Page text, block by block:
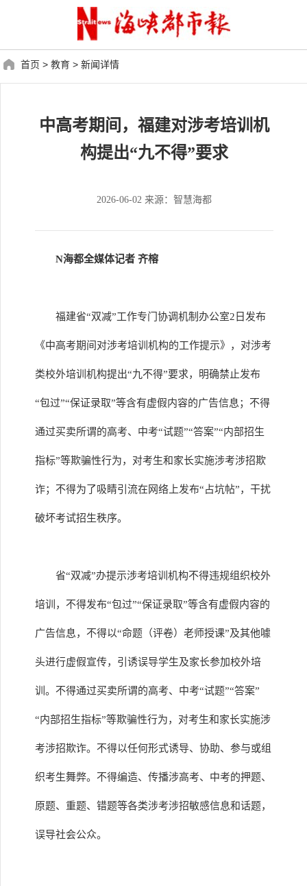
首页 > 教育 > 新闻详情
中高考期间，福建对涉考培训机
构提出“九不得”要求
2026-06-02 来源：智慧海都
N海都全媒体记者 齐榕
福建省“双减”工作专门协调机制办公室2日发布
《中高考期间对涉考培训机构的工作提示》，对涉考
类校外培训机构提出“九不得”要求，明确禁止发布
“包过”“保证录取”等含有虚假内容的广告信息；不得
通过买卖所谓的高考、中考“试题”“答案”“内部招生
指标”等欺骗性行为，对考生和家长实施涉考涉招欺
诈；不得为了吸睛引流在网络上发布“占坑帖”，干扰
破坏考试招生秩序。
省“双减”办提示涉考培训机构不得违规组织校外
培训，不得发布“包过”“保证录取”等含有虚假内容的
广告信息，不得以“命题（评卷）老师授课”及其他噱
头进行虚假宣传，引诱误导学生及家长参加校外培
训。不得通过买卖所谓的高考、中考“试题”“答案”
“内部招生指标”等欺骗性行为，对考生和家长实施涉
考涉招欺诈。不得以任何形式诱导、协助、参与或组
织考生舞弊。不得编造、传播涉高考、中考的押题、
原题、重题、错题等各类涉考涉招敏感信息和话题，
误导社会公众。